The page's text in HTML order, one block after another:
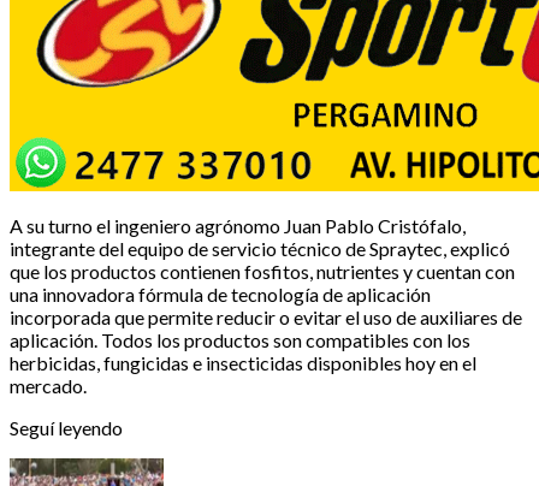
A su turno el ingeniero agrónomo Juan Pablo Cristófalo,
integrante del equipo de servicio técnico de Spraytec, explicó
que los productos contienen fosfitos, nutrientes y cuentan con
una innovadora fórmula de tecnología de aplicación
incorporada que permite reducir o evitar el uso de auxiliares de
aplicación. Todos los productos son compatibles con los
herbicidas, fungicidas e insecticidas disponibles hoy en el
mercado.
Seguí leyendo